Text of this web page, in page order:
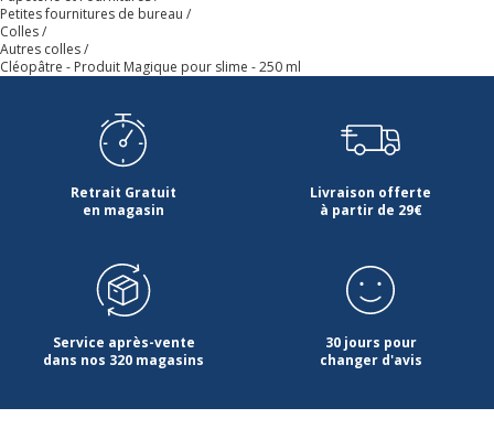
Petites fournitures de bureau
Colles
Autres colles
Cléopâtre - Produit Magique pour slime - 250 ml
Retrait Gratuit
en magasin
Livraison offerte
à partir de 29€
Service après-vente
dans nos 320 magasins
30 jours pour
changer d'avis